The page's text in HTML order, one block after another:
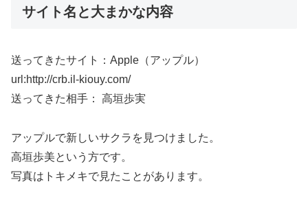
サイト名と大まかな内容
送ってきたサイト：Apple（アップル）
url:http://crb.il-kiouy.com/
送ってきた相手： 高垣歩実
アップルで新しいサクラを見つけました。
高垣歩美という方です。
写真はトキメキで見たことがあります。